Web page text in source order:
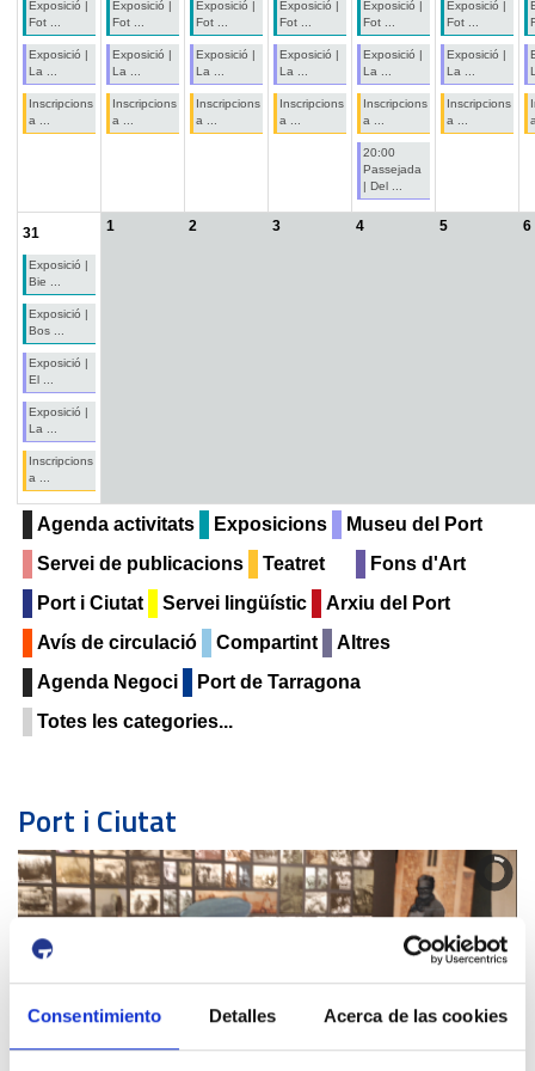
Consentimiento Detalles Acerca de las cookies
Exposició |
Fot ...
Exposició |
La ...
Inscripcions
a ...
Exposició |
Fot ...
Exposició |
La ...
Inscripcions
a ...
Exposició |
Fot ...
Exposició |
La ...
Inscripcions
a ...
Exposició |
Fot ...
Exposició |
La ...
Inscripcions
a ...
Exposició |
Fot ...
Exposició |
La ...
Inscripcions
a ...
20:00
Passejada
| Del ...
Exposició |
Fot ...
Exposició |
La ...
Inscripcions
a ...
31
Exposició |
Bie ...
Exposició |
Bos ...
Exposició |
El ...
Exposició |
La ...
Inscripcions
a ...
1 2 3 4 5 6
Agenda activitats Exposicions
Museu del Port
Servei de publicacions
Teatret
Fons d'Art
Port i Ciutat
Servei lingüístic
Arxiu del Port
Avís de circulació
Compartint
Altres
Agenda Negoci
Port de Tarragona
Totes les categories...
Port i Ciutat
EL SERRALLO AHIR I AVUI